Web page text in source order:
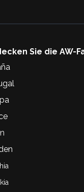
Sie die AW-